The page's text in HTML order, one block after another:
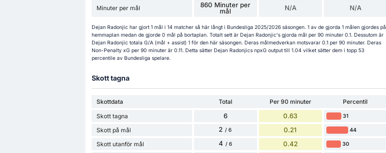
Minuter per mål
860 Minuter per
mål
N/A N/A
Dejan Radonjic har gjort 1 mål i 14 matcher så här långt i Bundesliga 2025/2026 säsongen. 1 av de gjorda 1 målen gjordes på
hemmaplan medan de gjorde 0 mål på bortaplan. Totalt sett är Dejan Radonjic's gjorda mål per 90 minuter 0.1. Dessutom är
Dejan Radonjic totala G/A (mål + assist) 1 för den här säsongen. Deras målmedverkan motsvarar 0.1 per 90 minuter. Deras
Non-Penalty xG per 90 minuter är 0.11. Detta sätter Dejan Radonjics npxG output till 1.04 vilket sätter dem i topp 53
percentile av Bundesliga spelare.
Skott tagna
Skottdata Total Per 90 minuter
Percentil
Skott tagna
6 0.63 31
Skott på mål 2 / 6 0.21 44
Skott utanför mål 4 / 6 0.42 30